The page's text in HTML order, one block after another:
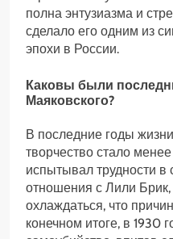
полна энтузиазма и
сделало его одним из
эпохи в России.
Каковы были
Маяковского?
В последние годы
творчество стало
испытывал трудности в
отношения с Лили Брик,
охлаждаться, что
конечном итоге, в 1930